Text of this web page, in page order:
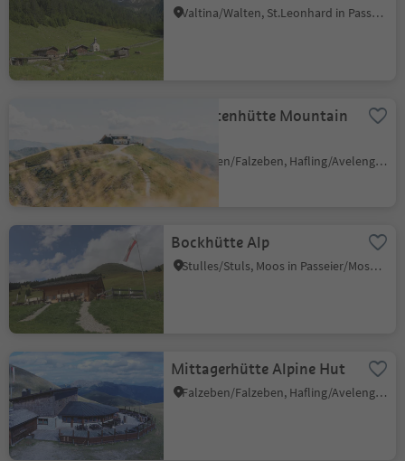
Valtina/Walten, St.Leonhard in Passeier/San Leonardo in Passiria, Meran/Merano and environs
Kuhleitenhütte Mountain
Falzeben/Falzeben, Hafling/Avelengo, Meran/Merano and environs
Bockhütte Alp
Stulles/Stuls, Moos in Passeier/Moso in Passiria, Meran/Merano and environs
Mittagerhütte Alpine Hut
Falzeben/Falzeben, Hafling/Avelengo, Meran/Merano and environs